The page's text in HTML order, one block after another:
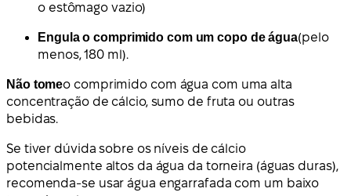
o estômago vazio)
Engula o comprimido com um copo de água(pelo
menos, 180 ml).
Não tomeo comprimido com água com uma alta
concentração de cálcio, sumo de fruta ou outras
bebidas.
Se tiver dúvida sobre os níveis de cálcio
potencialmente altos da água da torneira (águas duras),
recomenda-se usar água engarrafada com um baixo